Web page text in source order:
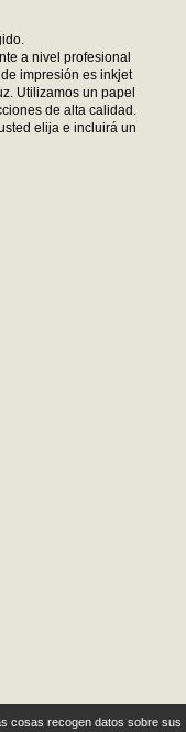
cosas recogen datos sobre sus
a nivel profesional
impresión es inkjet
Utilizamos un papel
de alta calidad.
elija e incluirá un